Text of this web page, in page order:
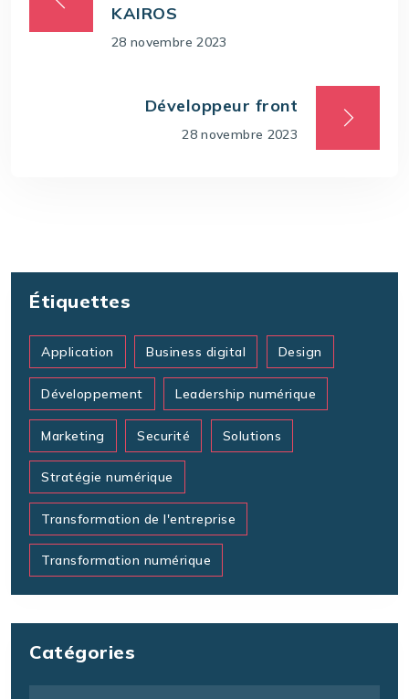
KAIROS
28 novembre 2023
Développeur front
28 novembre 2023
Étiquettes
Application Business digital Design
Développement Leadership numérique
Marketing Securité Solutions
Stratégie numérique
Transformation de l'entreprise
Transformation numérique
Catégories